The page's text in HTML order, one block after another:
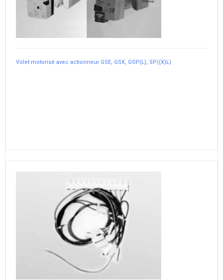
Volet motorisé avec actionneur GSE, GSX, GSP(L), SP((X)L)